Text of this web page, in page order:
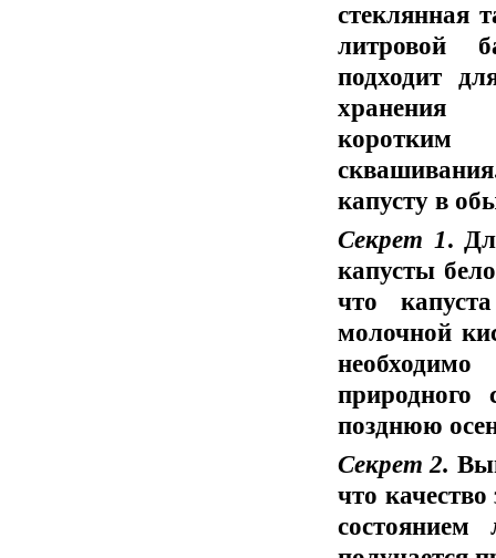
стеклянная
литровой
подходит
капусту в
Секрет 1.
капусты
что
молочной
необходимо
позднюю
Секрет 2.
что